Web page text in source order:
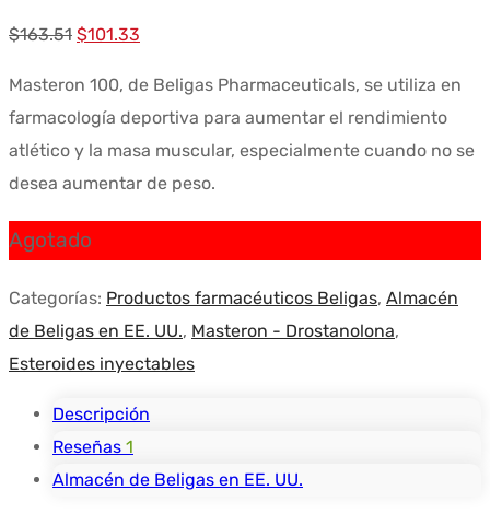
$163.51 El
original
era:
$163.51.
$101.33
actual
es:
Masteron 100, de Beligas Pharmaceuticals, se utiliza en
farmacología deportiva para aumentar el rendimiento
atlético y la masa muscular, especialmente cuando no se
desea aumentar de peso.
Agotado
Categorías: Productos farmacéuticos Beligas, Almacén
de Beligas en EE. UU., Masteron - Drostanolona,
Esteroides inyectables
Descripción
Reseñas 1
Almacén de Beligas en EE. UU.